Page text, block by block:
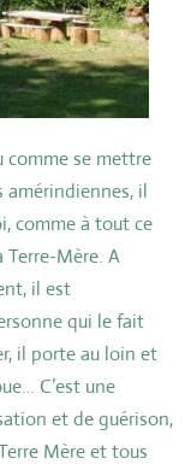
comme se mettre
il
comme à tout ce
Mère. A
il est
qui le fait
il porte au loin et
C’est une
et de guérison,
Mère et tous